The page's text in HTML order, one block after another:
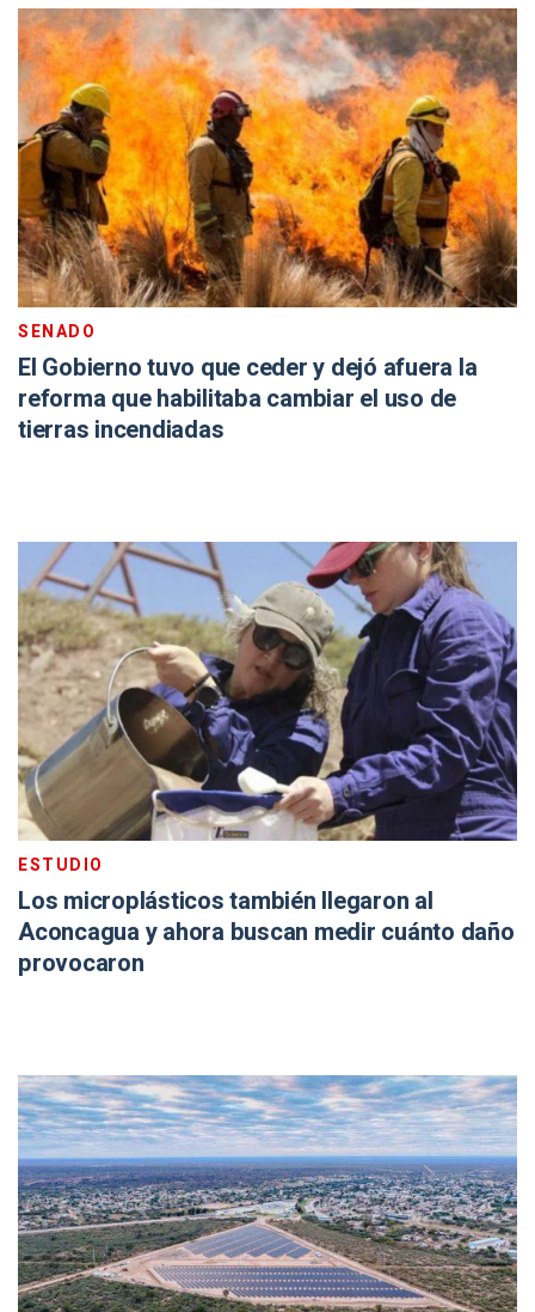
SENADO
El Gobierno tuvo que ceder y dejó afuera la
reforma que habilitaba cambiar el uso de
tierras incendiadas
ESTUDIO
Los microplásticos también llegaron al
Aconcagua y ahora buscan medir cuánto daño
provocaron